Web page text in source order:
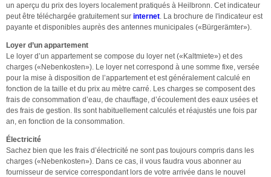
un aperçu du prix des loyers localement pratiqués à Heilbronn. Cet indicateur
peut être téléchargée gratuitement sur internet. La brochure de l'indicateur est
payante et disponibles auprès des antennes municipales («Bürgerämter»).
Loyer d’un appartement
Le loyer d’un appartement se compose du loyer net («Kaltmiete») et des
charges («Nebenkosten»). Le loyer net correspond à une somme fixe, versée
pour la mise à disposition de l’appartement et est généralement calculé en
fonction de la taille et du prix au mètre carré. Les charges se composent des
frais de consommation d’eau, de chauffage, d’écoulement des eaux usées et
des frais de gestion. Ils sont habituellement calculés et réajustés une fois par
an, en fonction de la consommation.
Électricité
Sachez bien que les frais d’électricité ne sont pas toujours compris dans les
charges («Nebenkosten»). Dans ce cas, il vous faudra vous abonner au
fournisseur de service correspondant lors de votre arrivée dans le nouvel